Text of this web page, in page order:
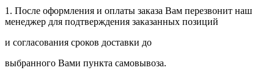
1. После оформления и оплаты заказа Вам перезвонит наш
менеджер для подтверждения заказанных позиций
и согласования сроков доставки до
выбранного Вами пункта самовывоза.